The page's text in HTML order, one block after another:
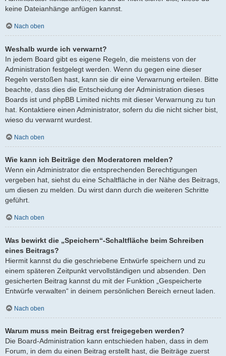
keine Dateianhänge anfügen kannst.
Nach oben
Weshalb wurde ich verwarnt?
In jedem Board gibt es eigene Regeln, die meistens von der
Administration festgelegt werden. Wenn du gegen eine dieser
Regeln verstoßen hast, kann sie dir eine Verwarnung erteilen. Bitte
beachte, dass dies die Entscheidung der Administration dieses
Boards ist und phpBB Limited nichts mit dieser Verwarnung zu tun
hat. Kontaktiere einen Administrator, sofern du die nicht sicher bist,
wieso du verwarnt wurdest.
Nach oben
Wie kann ich Beiträge den Moderatoren melden?
Wenn ein Administrator die entsprechenden Berechtigungen
vergeben hat, siehst du eine Schaltfläche in der Nähe des Beitrags,
um diesen zu melden. Du wirst dann durch die weiteren Schritte
geführt.
Nach oben
Was bewirkt die „Speichern“-Schaltfläche beim Schreiben
eines Beitrags?
Hiermit kannst du die geschriebene Entwürfe speichern und zu
einem späteren Zeitpunkt vervollständigen und absenden. Den
gesicherten Beitrag kannst du mit der Funktion „Gespeicherte
Entwürfe verwalten“ in deinem persönlichen Bereich erneut laden.
Nach oben
Warum muss mein Beitrag erst freigegeben werden?
Die Board-Administration kann entschieden haben, dass in dem
Forum, in dem du einen Beitrag erstellt hast, die Beiträge zuerst